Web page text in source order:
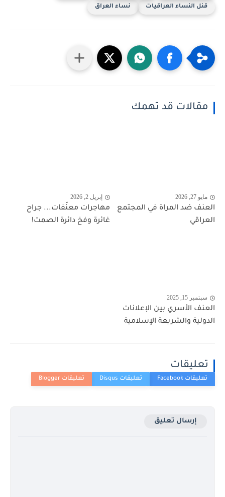
قنل النساء العراقيات نساء العراق
مقالات قد تهمك
مايو 27, 2026
العنف ضد المراة في المجتمع
العراقي
إبريل 2, 2026
مهاجرات معنّفات... جراح
غائرة وفخ دائرة الصمت!
سبتمبر 15, 2025
العنف الأسري بين الإعلانات
الدولية والشريعة الإسلامية
تعليقات
إرسال تعليق